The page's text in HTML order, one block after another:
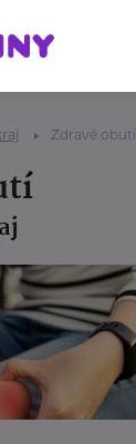
Zdravé obutí